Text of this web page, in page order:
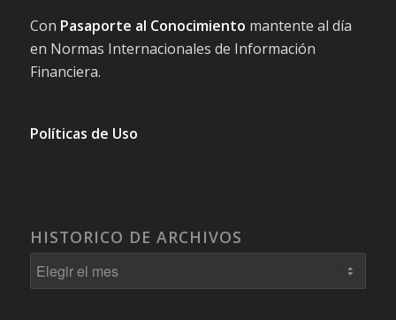
Con Pasaporte al Conocimiento mantente al día
en Normas Internacionales de Información
Financiera.
Políticas de Uso
HISTORICO DE ARCHIVOS